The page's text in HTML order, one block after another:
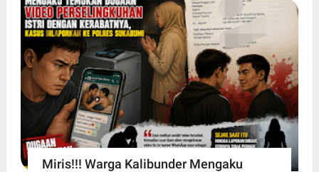
Miris!!! Warga Kalibunder Mengaku